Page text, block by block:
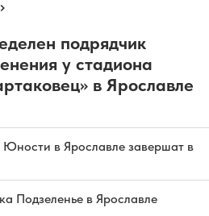
подрядчик
у стадиона
в Ярославле
Юности в Ярославле завершат в
Подзеленье в Ярославле